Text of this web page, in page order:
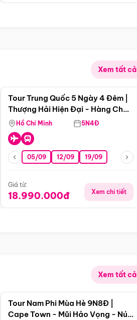
Xem tất cả
15/10 29/10
Điểm nổi bật
Tour Trung Quốc 5 Ngày 4 Đêm |
Thượng Hải Hiện Đại - Hàng Châu
Nên Thơ - Ô Trấn Cổ Kính
Hồ Chí Minh 5N4Đ
05/09 12/09 19/09
Giá từ:
18.990.000đ Xem chi tiết
Xem tất cả
Điểm nổi bật
Tour Nam Phi Mùa Hè 9N8Đ |
Cape Town - Mũi Hảo Vọng - Núi